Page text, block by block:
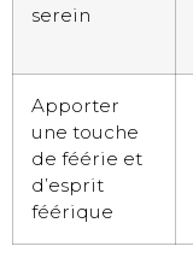
serein
Apporter
une touche
de féérie et
d’esprit
féérique